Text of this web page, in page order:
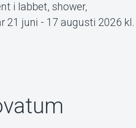
i labbet, shower,
21 juni - 17 augusti 2026